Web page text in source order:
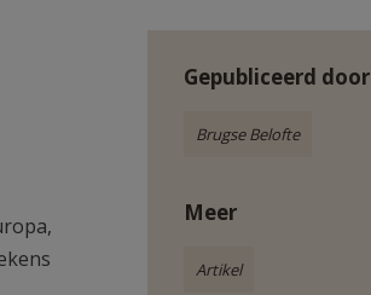
Gepubliceerd door
Brugse Belofte
Meer
Artikel